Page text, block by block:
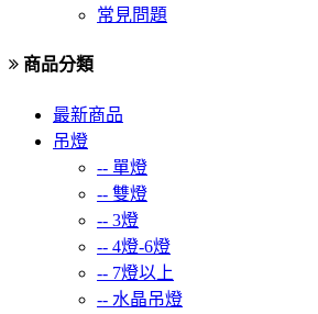
常見問題
商品分類
最新商品
吊燈
-- 單燈
-- 雙燈
-- 3燈
-- 4燈-6燈
-- 7燈以上
-- 水晶吊燈